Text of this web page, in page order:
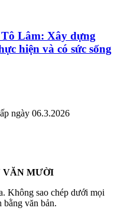
Lâm: Xây dựng
hiện và có sức sống
ngày 06.3.2026
VĂN MƯỜI
Không sao chép dưới mọi
bằng văn bản.